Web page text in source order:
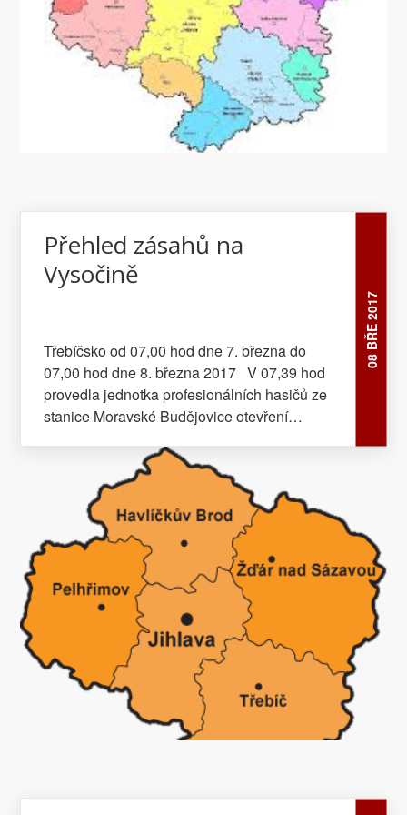
nad Lipou zdravotníkům s transportem
pacienta na ulici V Oboře. V 02,40 hod
pomohli pacovští profesionální hasiči
zdravotníkům s transportem pacienta na ulici
Žižkova v Pacově. Kpt. Ing. Bc. Petra
Musilová – tisková mluvčí HZS Kraj Vysočina
08 BŘE 2017
Přehled zásahů na
Vysočině
Třebíčsko od 07,00 hod dne 7. března do
07,00 hod dne 8. března 2017 V 07,39 hod
provedla jednotka profesionálních hasičů ze
stanice Moravské Budějovice otevření
službou na ulici Sadová v Želetavě. V 12,59
hod provedli jemničtí profesionální hasiči
proplach ucpané jímky na ulici U Víta
v Jemnici. V 15,54 hod odstranila jednotka
profesionálních hasičů z Třebíče nebezpečně
nakloněný strom u Horních Vilémovic. V 16,17
hod vyjela jednotka profesionálních hasičů ze
stanice Hrotovice na hlášený znečištěný
potok neznámou látkou v obci Podloučky.
Provedeným průzkumem místa zásahu se
znečištění nepotvrdilo. Jihlavsko od 07,00 hod
dne 7. března do 07,00 hod dne 8. března
2017 V 13,23 hod zasahovala jednotka
profesionálních hasičů ze stanice Jihlava u